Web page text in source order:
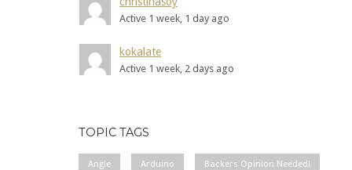
Active 1 week, 1 day ago
kokalate
Active 1 week, 2 days ago
TOPIC TAGS
Angle Arduino Backers Opinion Needed!